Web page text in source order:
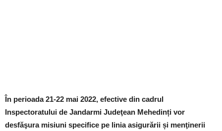
În perioada 21-22 mai 2022, efective din cadrul
Inspectoratului de Jandarmi Judeţean Mehedinți vor
desfăşura misiuni specifice pe linia asigurării și menţinerii